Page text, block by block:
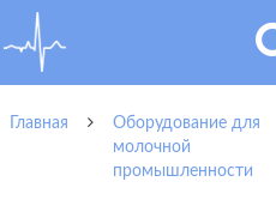
Главная
Оборудование для
молочной
промышленности